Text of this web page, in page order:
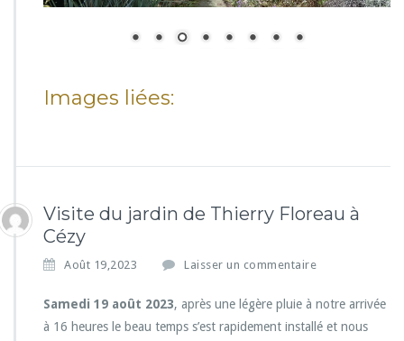
Images liées:
Visite du jardin de Thierry Floreau à
Cézy
Août 19,2023 Laisser un commentaire
Samedi 19 août 2023, après une légère pluie à notre arrivée
à 16 heures le beau temps s’est rapidement installé et nous